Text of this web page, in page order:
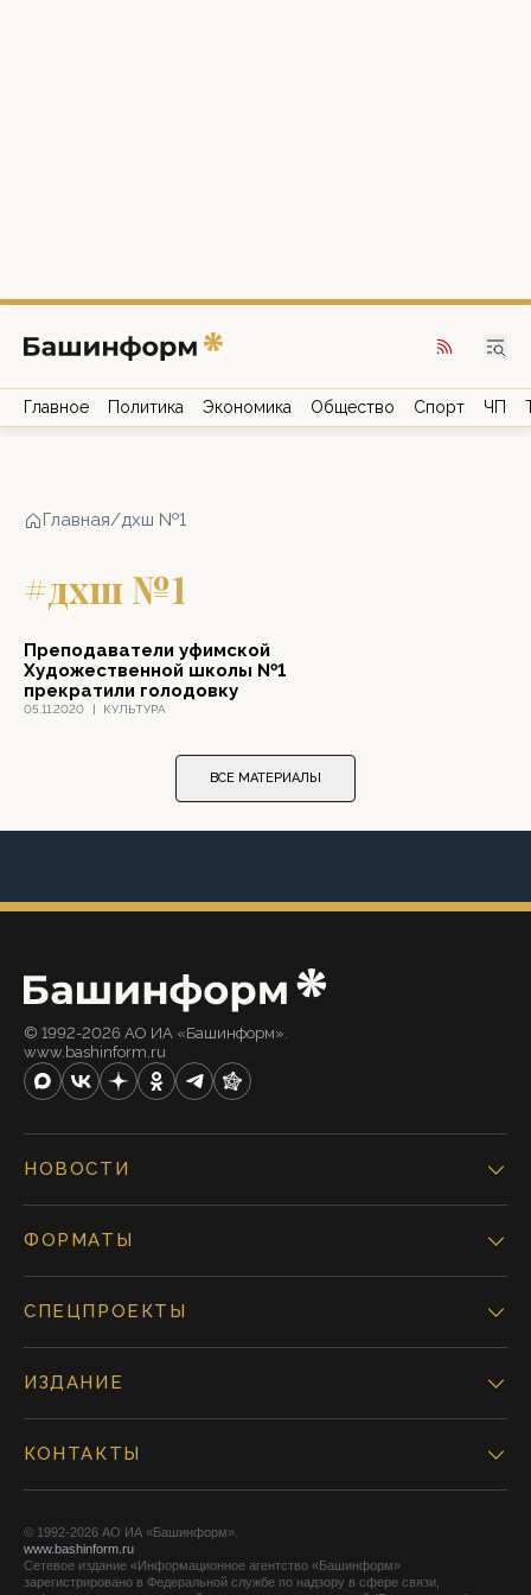
Главное Политика Экономика Общество Спорт ЧП
Главная/дхш №1
#дхш №1
05.11.2020 | КУЛЬТУРА
Преподаватели уфимской
Художественной школы №1
прекратили голодовку
ВСЕ МАТЕРИАЛЫ
© 1992-2026 АО ИА «Башинформ».
www.bashinform.ru
НОВОСТИ
ФОРМАТЫ
СПЕЦПРОЕКТЫ
ИЗДАНИЕ
КОНТАКТЫ
© 1992-2026 АО ИА «Башинформ».
www.bashinform.ru
Сетевое издание «Информационное агентство «Башинформ»
зарегистрировано в Федеральной службе по надзору в сфере связи,